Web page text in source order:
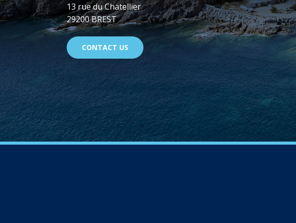
13 rue du Chatellier
29200 BREST
CONTACT US